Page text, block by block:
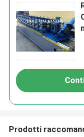
Prodotti